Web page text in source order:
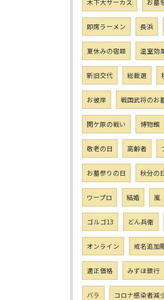
木下大サーカス お墓
即席ラーメン 長浜
夏休みの宿題 温室効
新旧交代 総裁選
お彼岸 戦国武将のお
関ケ原の戦い 博物館
敬老の日 高齢者
お墓参りの日 秋分の
ワープロ 結婚 嵐
ゴルゴ13 どん兵衛
オンライン 戒名追加
適正価格 みずほ銀行
バラ コロナ感染者減